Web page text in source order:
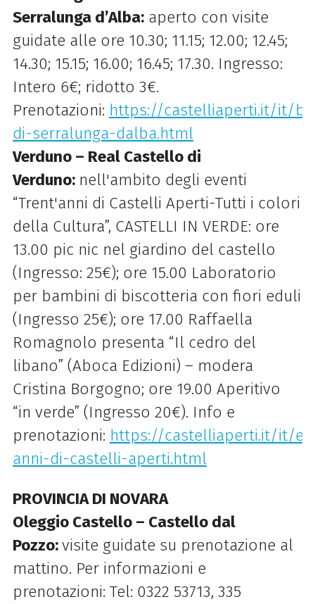
Serralunga d’Alba: aperto con visite
guidate alle ore 10.30; 11.15; 12.00; 12.45;
14.30; 15.15; 16.00; 16.45; 17.30. Ingresso:
Intero 6€; ridotto 3€.
Prenotazioni: https://castelliaperti.it/it/
di-serralunga-dalba.html
Verduno – Real Castello di
Verduno: nell'ambito degli eventi
“Trent'anni di Castelli Aperti-Tutti i colori
della Cultura”, CASTELLI IN VERDE: ore
13.00 pic nic nel giardino del castello
(Ingresso: 25€); ore 15.00 Laboratorio
per bambini di biscotteria con fiori eduli
(Ingresso 25€); ore 17.00 Raffaella
Romagnolo presenta “Il cedro del
libano” (Aboca Edizioni) – modera
Cristina Borgogno; ore 19.00 Aperitivo
“in verde” (Ingresso 20€). Info e
prenotazioni: https://castelliaperti.it/it/
anni-di-castelli-aperti.html
PROVINCIA DI NOVARA
Oleggio Castello – Castello dal
Pozzo:visite guidate su prenotazione al
mattino. Per informazioni e
prenotazioni: Tel: 0322 53713, 335